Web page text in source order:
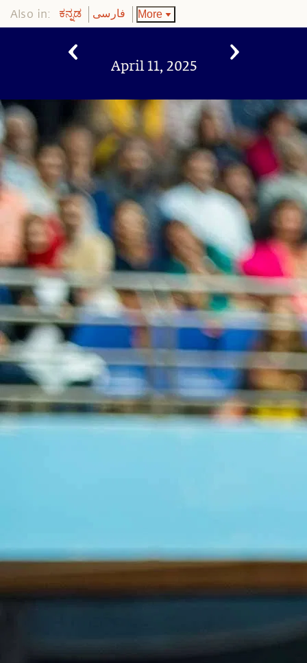
Also in: ಕನ್ನಡ فارسی More
April 11, 2025